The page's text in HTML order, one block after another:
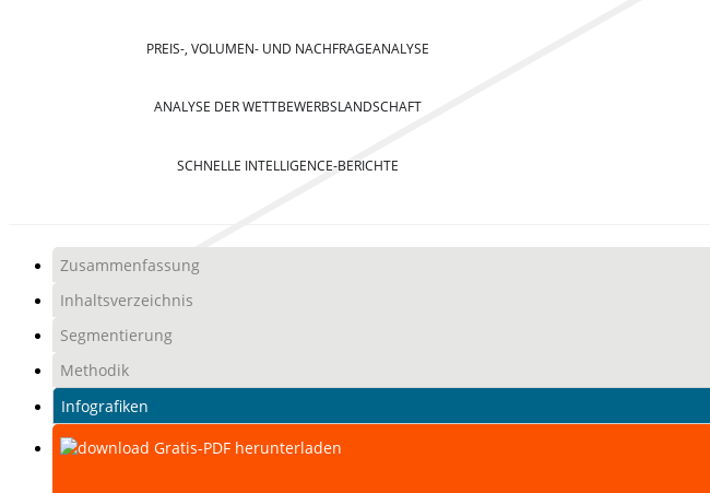
PREIS-, VOLUMEN- UND NACHFRAGEANALYSE
ANALYSE DER WETTBEWERBSLANDSCHAFT
SCHNELLE INTELLIGENCE-BERICHTE
Zusammenfassung
Inhaltsverzeichnis
Segmentierung
Methodik
Infografiken
Gratis-PDF herunterladen